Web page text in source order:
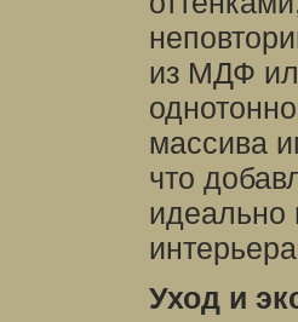
из МДФ
массива
что
идеально
Уход и